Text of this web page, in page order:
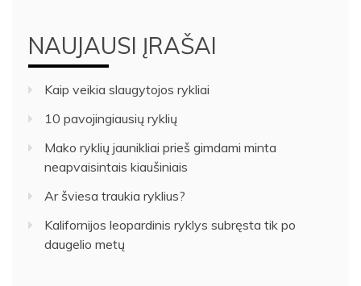
NAUJAUSI ĮRAŠAI
Kaip veikia slaugytojos rykliai
10 pavojingiausių ryklių
Mako ryklių jaunikliai prieš gimdami minta
neapvaisintais kiaušiniais
Ar šviesa traukia ryklius?
Kalifornijos leopardinis ryklys subręsta tik po
daugelio metų